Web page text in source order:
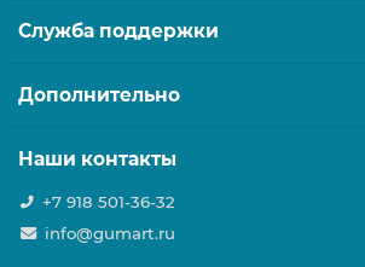
Служба поддержки
Дополнительно
Наши контакты
+7 918 501-36-32
info@gumart.ru